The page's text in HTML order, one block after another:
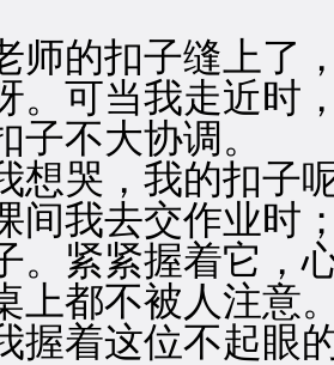
的扣子缝上了，
。可当我走近时
子不大协调。
哭，我的扣子
我去交作业时；
。紧紧握着它，
上都不被人注意
着这位不起眼的